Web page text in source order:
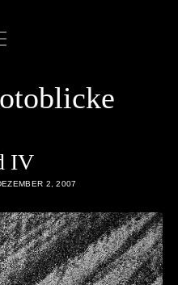
PAGE
IV
2, 2007